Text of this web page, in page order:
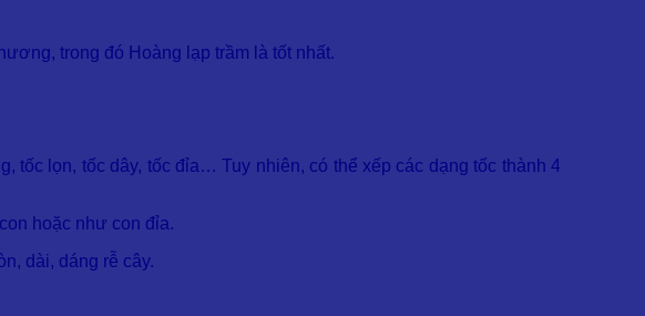
trong đó Hoàng lạp trầm là tốt nhất.
tốc lọn, tốc dây, tốc đỉa… Tuy nhiên, có thể xếp các dạng tốc thành 4
hoặc như con đỉa.
dài, dáng rễ cây.